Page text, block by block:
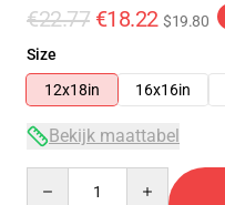
€22.77 €18.22 $19.80
Size
12x18in
16x16in
Bekijk maattabel